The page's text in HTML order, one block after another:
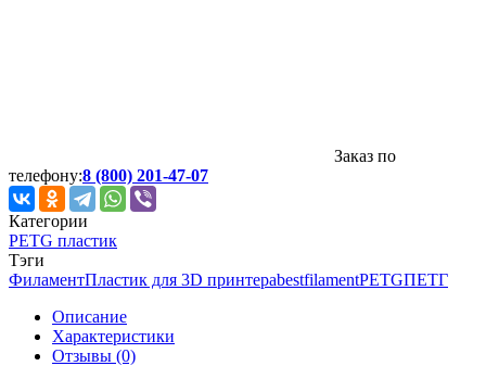
Заказ по
телефону:8 (800) 201-47-07
Категории
PETG пластик
Тэги
ФиламентПластик для 3D принтераbestfilamentPETGПЕТГ
Описание
Характеристики
Отзывы (0)